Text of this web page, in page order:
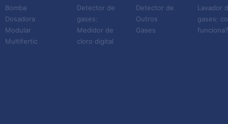
Bomba
Dosadora
Modular
Multifertic
Detector de
gases:
Medidor de
cloro digital
Detector de
Outros
Gases
Lavador
gases:
funciona?